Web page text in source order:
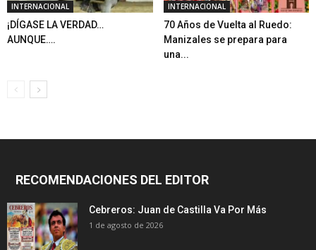
INTERNACIONAL
¡DÍGASE LA VERDAD…
AUNQUE….
INTERNACIONAL
70 Años de Vuelta al Ruedo:
Manizales se prepara para
una...
RECOMENDACIONES DEL EDITOR
Cebreros: Juan de Castilla Va Por Más
1 de agosto de 2026